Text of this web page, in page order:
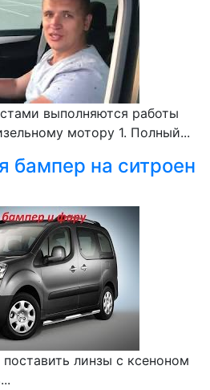
выполняются работы
мотору 1. Полный...
бампер на ситроен
линзы с ксеноном